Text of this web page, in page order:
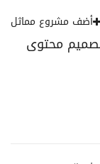
محتوى
أضف مشروع مماثل